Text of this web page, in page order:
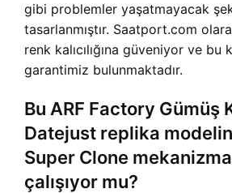
gibi problemler yaşatmayacak
tasarlanmıştır. Saatport.com
renk kalıcılığına güveniyor ve bu
garantimiz bulunmaktadır.
Bu ARF Factory Gümüş
Datejust replika
Super Clone
çalışıyor mu?